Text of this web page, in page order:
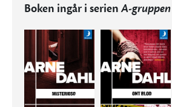
Boken ingår i serien A-gruppen